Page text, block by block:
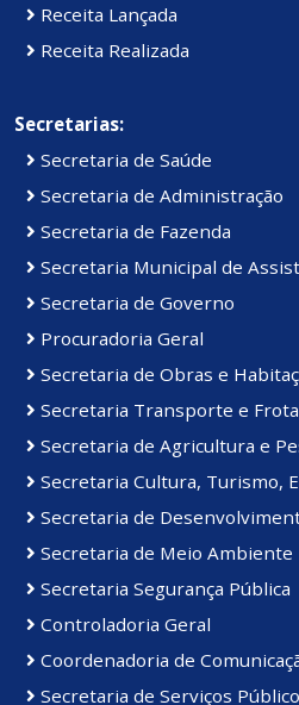
Receita Lançada
Receita Realizada
Secretarias:
Secretaria de Saúde
Secretaria de Administração
Secretaria de Fazenda
Secretaria Municipal de
Secretaria de Governo
Procuradoria Geral
Secretaria de Obras e
Secretaria Transporte e Frota
Secretaria de Agricultura e
Secretaria Cultura, Turismo,
Secretaria de
Secretaria de Meio Ambiente
Secretaria Segurança Pública
Controladoria Geral
Coordenadoria de
Secretaria de Serviços